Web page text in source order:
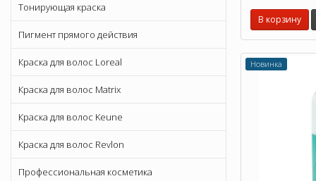
Тонирующая краска
Пигмент прямого действия
Краска для волос Loreal
Краска для волос Matrix
Краска для волос Keune
Краска для волос Revlon
Профессиональная косметика
В корзину
Новинка